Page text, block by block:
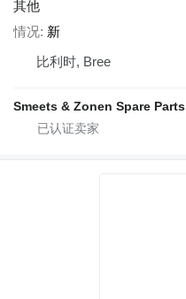
其他
情况 新
比利时, Bree
Smeets & Zonen Spare Parts